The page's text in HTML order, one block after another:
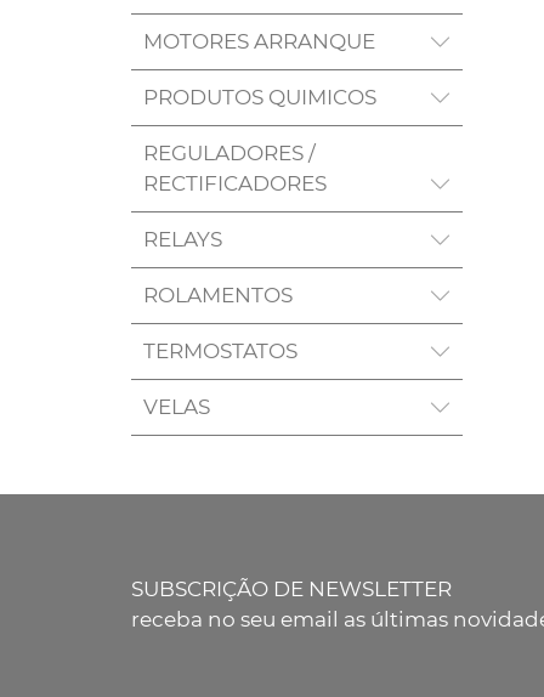
MOTORES ARRANQUE
PRODUTOS QUIMICOS
REGULADORES /
RECTIFICADORES
RELAYS
ROLAMENTOS
TERMOSTATOS
VELAS
SUBSCRIÇÃO DE NEWSLETTER
receba no seu email as últimas